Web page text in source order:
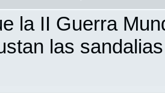
la II Guerra
las